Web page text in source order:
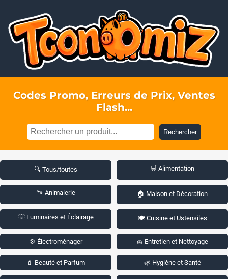
Codes Promo, Erreurs de Prix, Ventes
Flash...
Rechercher
🔍 Tous/toutes 🛒 Alimentation
🐾 Animalerie 🏠 Maison et Décoration
💡 Luminaires et Éclairage 🍽️ Cuisine et Ustensiles
⚙️ Électroménager 🧽 Entretien et Nettoyage
💄 Beauté et Parfum 🌿 Hygiène et Santé